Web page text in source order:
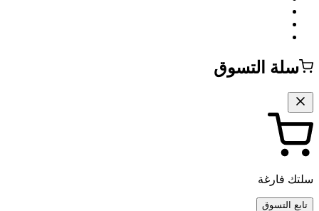
سلة التسوق
سلتك فارغة
تابع التسوق